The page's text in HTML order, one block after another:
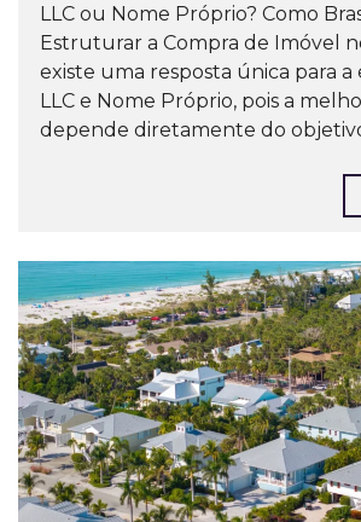
LLC ou Nome Próprio? Como
Estruturar a Compra de Imóvel
existe uma resposta única para
LLC e Nome Próprio, pois a
depende diretamente do